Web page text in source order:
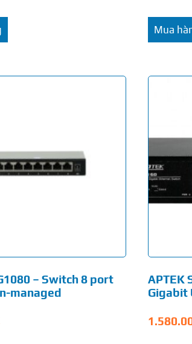
Mua
– Switch 8 port
managed
APTEK
Gigabit